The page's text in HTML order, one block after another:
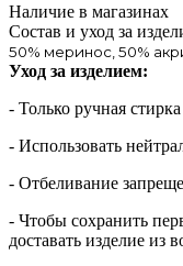
Наличие в магазинах
Состав и уход за
50% меринос, 50%
Уход за изделием:
- Только ручная стирка
- Использовать
- Отбеливание
- Чтобы сохранить
доставать изделие из